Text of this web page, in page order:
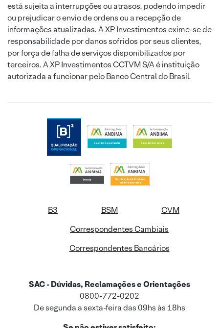
está sujeita a interrupções ou atrasos, podendo impedir
ou prejudicar o envio de ordens ou a recepção de
informações atualizadas. A XP Investimentos exime-se de
responsabilidade por danos sofridos por seus clientes,
por força de falha de serviços disponibilizados por
terceiros. A XP Investimentos CCTVM S/A é instituição
autorizada a funcionar pelo Banco Central do Brasil.
B3 BSM
CVM
Correspondentes Cambiais
Correspondentes Bancários
SAC - Dúvidas, Reclamações e Orientações
0800-772-0202
De segunda a sexta-feira das 09hs às 18hs